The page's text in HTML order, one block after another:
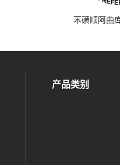
苯磺顺阿曲
产品类别